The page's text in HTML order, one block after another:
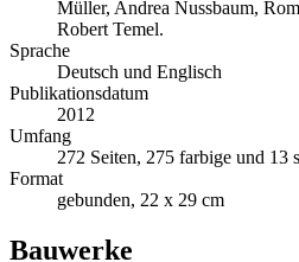
Müller, Andrea Nussbaum,
Robert Temel.
Sprache
Deutsch und Englisch
Publikationsdatum
2012
Umfang
272 Seiten, 275 farbige und 13
Format
gebunden, 22 x 29 cm
Bauwerke